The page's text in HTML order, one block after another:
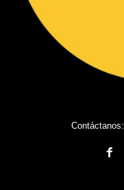
Contáctanos: